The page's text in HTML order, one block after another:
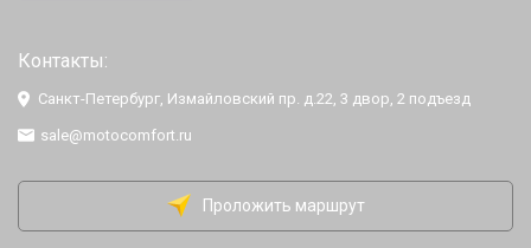
Контакты:
Санкт-Петербург, Измайловский пр. д.22, 3 двор, 2 подъезд
sale@motocomfort.ru
Проложить маршрут